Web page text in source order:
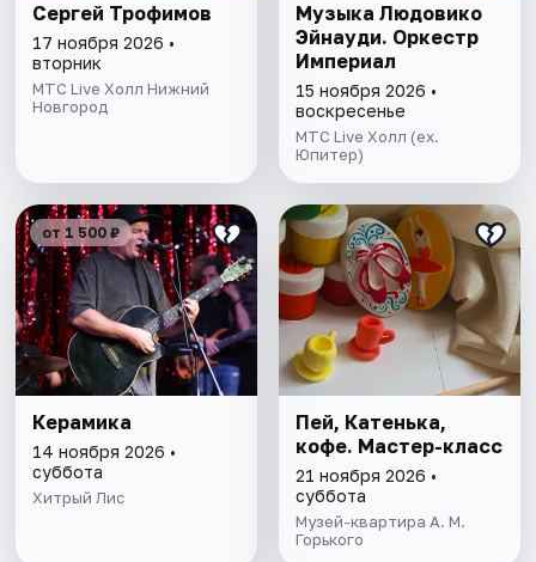
Сергей Трофимов
17 ноября 2026 •
вторник
МТС Live Холл Нижний
Новгород
Музыка Людовико
Эйнауди. Оркестр
Империал
15 ноября 2026 •
воскресенье
МТС Live Холл (ex.
Юпитер)
от 1 500 ₽
Керамика
14 ноября 2026 •
суббота
Хитрый Лис
Пей, Катенька,
кофе. Мастер-класс
21 ноября 2026 •
суббота
Музей-квартира А. М.
Горького